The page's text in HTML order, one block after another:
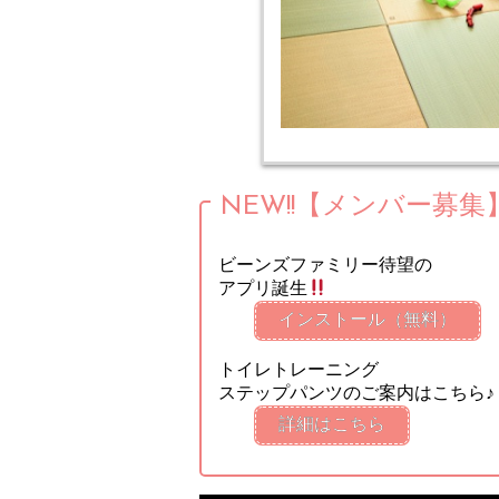
NEW!!【メンバー募集
ビーンズファミリー待望の
アプリ誕生
インストール（無料）
トイレトレーニング
ステップパンツのご案内はこちら♪
詳細はこちら